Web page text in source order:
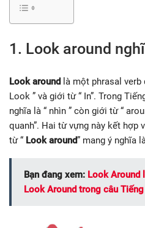
1. Look around
Look around là một phrasal
Look ” và giới từ “ In”. Trong
nghĩa là “ nhìn ” còn giới từ “
quanh”. Hai từ vựng này kết hợp
từ “ Look around” mang ý nghĩa
Bạn đang xem: Look Around
Look Around trong câu